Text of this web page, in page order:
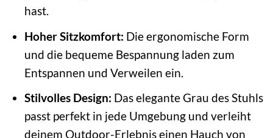
hast.
Hoher Sitzkomfort: Die ergonomische Form
und die bequeme Bespannung laden zum
Entspannen und Verweilen ein.
Stilvolles Design: Das elegante Grau des Stuhls
passt perfekt in jede Umgebung und verleiht
deinem Outdoor-Erlebnis einen Hauch von